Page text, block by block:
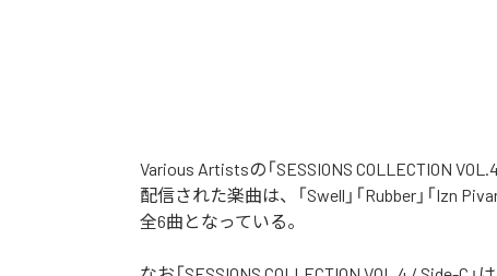
Various Artistsの「SESSIONS COLLECTION
配信された楽曲は、「Swell」「Rubber」「Izn
全6曲となっている。